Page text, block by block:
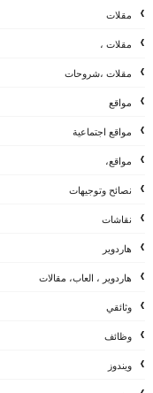
مقلات
مقلات ،
مقلات ،شروحات
مواقع
مواقع اجتماعية
مواقع،
نصائح وتوجيهات
نقاشات
هاردوير
هاردوير ، العاب، مقالات
وثائقي
وظائف
ويندوز